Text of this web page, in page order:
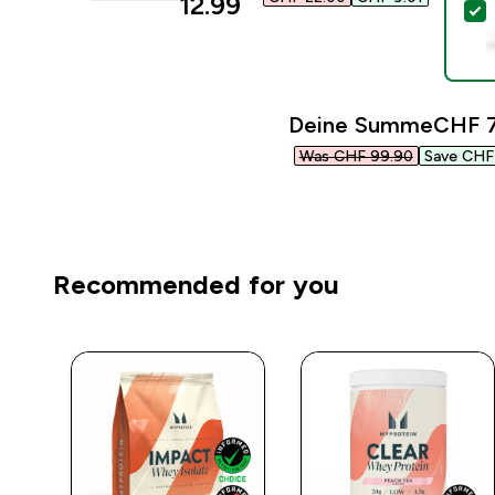
Deine SummeCHF
Was CHF 99.90‎ Save
Recommended for you